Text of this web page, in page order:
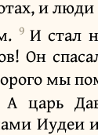
и
9 И стал
Он
мы
А царь
Иудеи